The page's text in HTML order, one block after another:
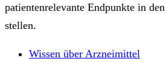
patientenrelevante Endpunkte in
stellen.
Wissen über Arzneimittel